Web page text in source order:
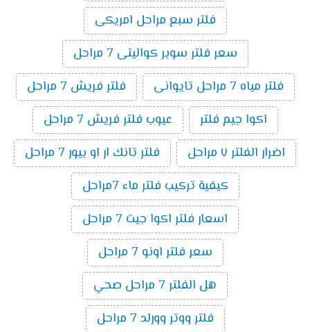
فلتر سبع مراحل امريكى
سعر فلتر سوبر كواليتى 7 مراحل
فلتر مياه 7 مراحل تايوانى
فلتر فريش 7 مراحل
اكوا جيم فلتر
عيوب فلتر فريش 7 مراحل
اضرار الفلتر ٧ مراحل
فلتر تانك ار او بيور 7 مراحل
كيفية تركيب فلتر ماء 7مراحل
اسعار فلتر اكوا جيت 7 مراحل
سعر فلتر اونو 7 مراحل
هل الفلتر 7 مراحل صحي
فلتر ووتر وورلد 7 مراحل